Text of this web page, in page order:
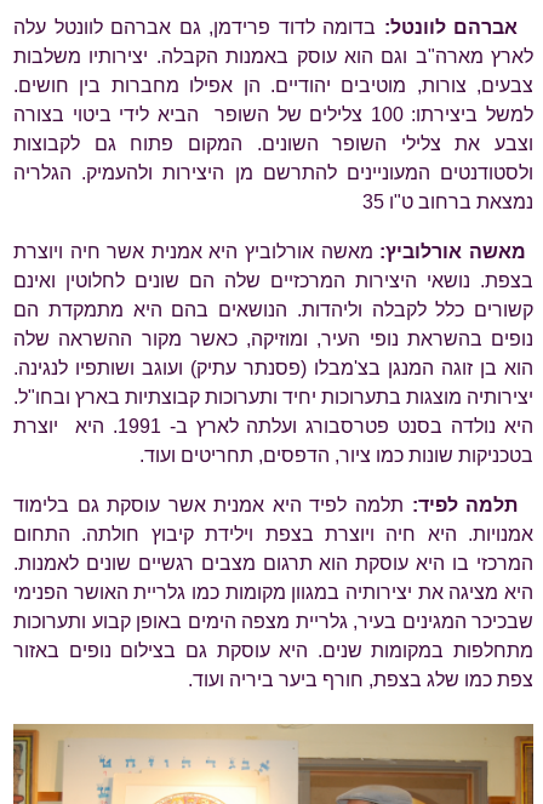
אברהם לוונטל: בדומה לדוד פרידמן, גם אברהם לוונטל עלה
לארץ מארה"ב וגם הוא עוסק באמנות הקבלה. יצירותיו משלבות
צבעים, צורות, מוטיבים יהודיים. הן אפילו מחברות בין חושים.
למשל ביצירתו: 100 צלילים של השופר הביא לידי ביטוי בצורה
וצבע את צלילי השופר השונים. המקום פתוח גם לקבוצות
ולסטודנטים המעוניינים להתרשם מן היצירות ולהעמיק. הגלריה
נמצאת ברחוב ט"ו 35
מאשה אורלוביץ: מאשה אורלוביץ היא אמנית אשר חיה ויוצרת
בצפת. נושאי היצירות המרכזיים שלה הם שונים לחלוטין ואינם
קשורים כלל לקבלה וליהדות. הנושאים בהם היא מתמקדת הם
נופים בהשראת נופי העיר, ומוזיקה, כאשר מקור ההשראה שלה
הוא בן זוגה המנגן בצ'מבלו (פסנתר עתיק) ועוגב ושותפיו לנגינה.
יצירותיה מוצגות בתערוכות יחיד ותערוכות קבוצתיות בארץ ובחו"ל.
היא נולדה בסנט פטרסבורג ועלתה לארץ ב- 1991. היא יוצרת
בטכניקות שונות כמו ציור, הדפסים, תחריטים ועוד.
תלמה לפיד: תלמה לפיד היא אמנית אשר עוסקת גם בלימוד
אמנויות. היא חיה ויוצרת בצפת וילידת קיבוץ חולתה. התחום
המרכזי בו היא עוסקת הוא תרגום מצבים רגשיים שונים לאמנות.
היא מציגה את יצירותיה במגוון מקומות כמו גלריית האושר הפנימי
שבכיכר המגינים בעיר, גלריית מצפה הימים באופן קבוע ותערוכות
מתחלפות במקומות שנים. היא עוסקת גם בצילום נופים באזור
צפת כמו שלג בצפת, חורף ביער ביריה ועוד.